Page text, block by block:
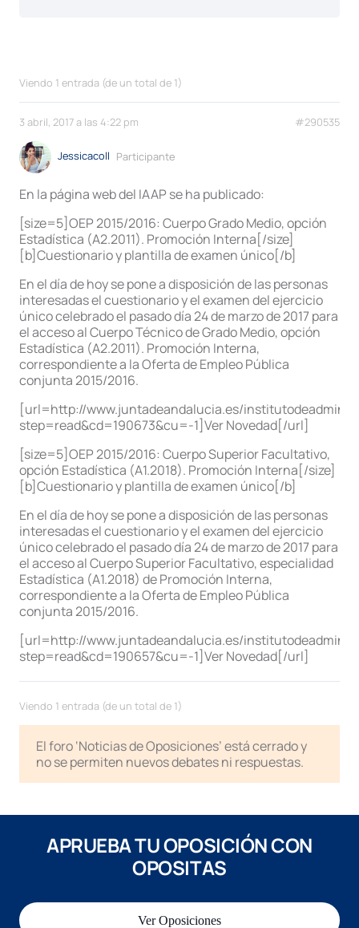
Viendo 1 entrada (de un total de 1)
3 abril, 2017 a las 4:22 pm #290535
Jessicacoll Participante
En la página web del IAAP se ha publicado:
[size=5]OEP 2015/2016: Cuerpo Grado Medio, opción
Estadística (A2.2011). Promoción Interna[/size]
[b]Cuestionario y plantilla de examen único[/b]
En el día de hoy se pone a disposición de las personas
interesadas el cuestionario y el examen del ejercicio
único celebrado el pasado día 24 de marzo de 2017 para
el acceso al Cuerpo Técnico de Grado Medio, opción
Estadística (A2.2011). Promoción Interna,
correspondiente a la Oferta de Empleo Pública
conjunta 2015/2016.
[url=http://www.juntadeandalucia.es/
step=read&cd=190673&cu=-1]Ver Novedad[/url]
[size=5]OEP 2015/2016: Cuerpo Superior Facultativo,
opción Estadística (A1.2018). Promoción Interna[/size]
[b]Cuestionario y plantilla de examen único[/b]
En el día de hoy se pone a disposición de las personas
interesadas el cuestionario y el examen del ejercicio
único celebrado el pasado día 24 de marzo de 2017 para
el acceso al Cuerpo Superior Facultativo, especialidad
Estadística (A1.2018) de Promoción Interna,
correspondiente a la Oferta de Empleo Pública
conjunta 2015/2016.
[url=http://www.juntadeandalucia.es/
step=read&cd=190657&cu=-1]Ver Novedad[/url]
Viendo 1 entrada (de un total de 1)
El foro ‘Noticias de Oposiciones’ está cerrado y
no se permiten nuevos debates ni respuestas.
APRUEBA TU OPOSICIÓN CON
OPOSITAS
Ver Oposiciones